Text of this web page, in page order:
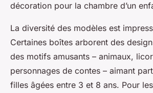
décoration pour la chambre d’un
La diversité des modèles est
Certaines boîtes arborent des
des motifs amusants – animaux,
personnages de contes – aimant
filles âgées entre 3 et 8 ans. Pour